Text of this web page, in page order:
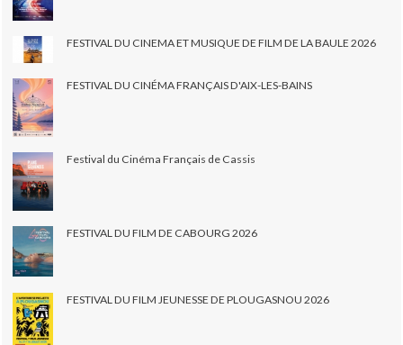
FESTIVAL DU CINEMA ET MUSIQUE DE FILM DE LA BAULE 2026
FESTIVAL DU CINÉMA FRANÇAIS D'AIX-LES-BAINS
Festival du Cinéma Français de Cassis
FESTIVAL DU FILM DE CABOURG 2026
FESTIVAL DU FILM JEUNESSE DE PLOUGASNOU 2026